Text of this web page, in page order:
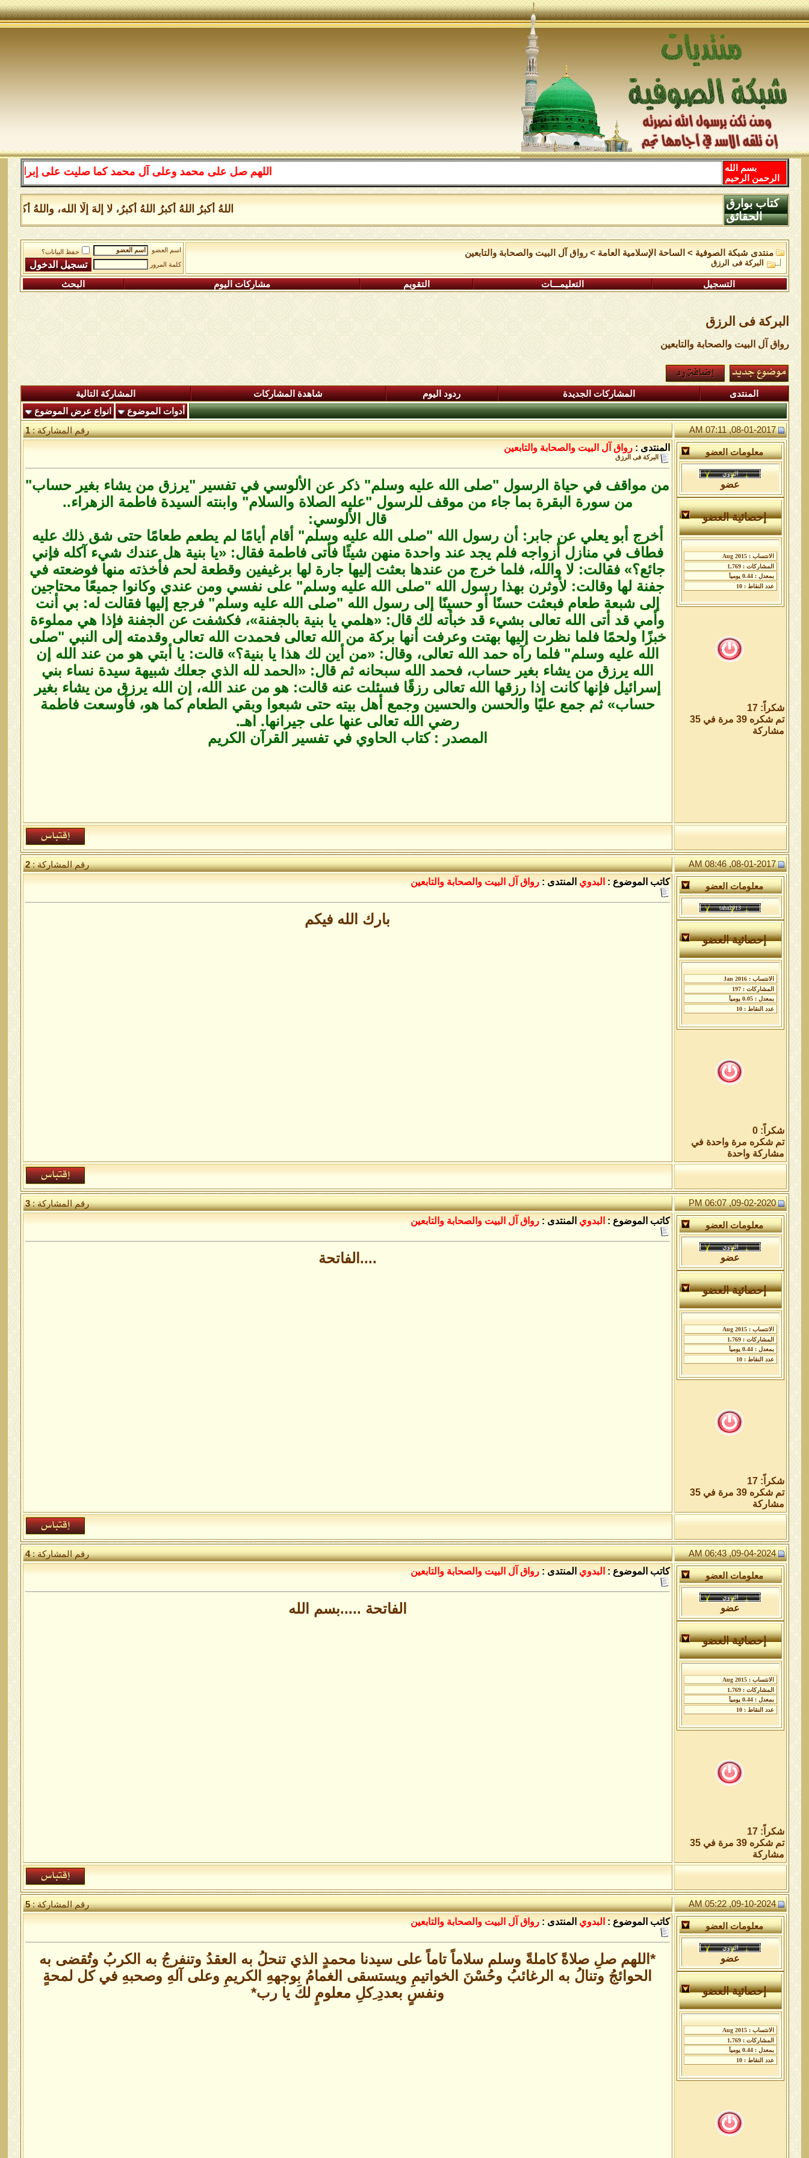
اللهم صل على محمد وعلى آل محمد كما صليت على إبراهيم وعلى آل
بسم الله
الرحمن الرحيم
اللهُ أكبرُ اللهُ أكبرُ اللهُ أكبرُ، لا إلهَ إلَّا الله، واللهُ أكبر
كتاب بوارق
الحقائق
منتدى شبكة الصوفية > الساحة اﻹسلامية العامة >رواق آل البيت والصحابة والتابعين
البركة فى الرزق
اسم العضو
حفظ البيانات؟
كلمة المرور
التسجيل التعليمـــات التقويم مشاركات اليوم البحث
البركة فى الرزق
رواق آل البيت والصحابة والتابعين
المنتدى المشاركات الجديدة ردود اليوم شاهدة المشاركات
المشاركة التالية
أدوات الموضوع
انواع عرض الموضوع
08-01-2017, 07:11 AM
رقم المشاركة :1
معلومات العضو
عضو
إحصائية العضو
شكراً: 17
تم شكره 39 مرة في 35
مشاركة
المنتدى : رواق آل البيت والصحابة والتابعين
البركة فى الرزق
من مواقف في حياة الرسول "صلى الله عليه وسلم" ذكر عن الألوسي في تفسير "يرزق من يشاء بغير حساب"
من سورة البقرة بما جاء من موقف للرسول "عليه الصلاة والسلام" وابنته السيدة فاطمة الزهراء..
قال الألوسي:
أخرج أبو يعلي عن جابر: أن رسول الله "صلى الله عليه وسلم" أقام أيامًا لم يطعم طعامًا حتى شق ذلك عليه
فطاف في منازل أزواجه فلم يجد عند واحدة منهن شيئًا فأتى فاطمة فقال: «يا بنية هل عندك شيء آكله فإني
جائع؟» فقالت: لا والله، فلما خرج من عندها بعثت إليها جارة لها برغيفين وقطعة لحم فأخذته منها فوضعته في
جفنة لها وقالت: لأوثرن بهذا رسول الله "صلى الله عليه وسلم" على نفسي ومن عندي وكانوا جميعًا محتاجين
إلى شبعة طعام فبعثت حسنًا أو حسينًا إلى رسول الله "صلى الله عليه وسلم" فرجع إليها فقالت له: بي أنت
وأمي قد أتى الله تعالى بشيء قد خبأته لك قال: «هلمي يا بنية بالجفنة»، فكشفت عن الجفنة فإذا هي مملوءة
خبزًا ولحمًا فلما نظرت إليها بهتت وعرفت أنها بركة من الله تعالى فحمدت الله تعالى وقدمته إلى النبي "صلى
الله عليه وسلم" فلما رآه حمد الله تعالى، وقال: «من أين لك هذا يا بنية؟» قالت: يا أبتي هو من عند الله إن
الله يرزق من يشاء بغير حساب، فحمد الله سبحانه ثم قال: «الحمد لله الذي جعلك شبيهة سيدة نساء بني
إسرائيل فإنها كانت إذا رزقها الله تعالى رزقًا فسئلت عنه قالت: هو من عند الله، إن الله يرزق من يشاء بغير
حساب» ثم جمع عليًا والحسن والحسين وجمع أهل بيته حتى شبعوا وبقي الطعام كما هو، فأوسعت فاطمة
رضي الله تعالى عنها على جيرانها. اهـ.
المصدر : كتاب الحاوي في تفسير القرآن الكريم
08-01-2017, 08:46 AM رقم المشاركة :2
معلومات العضو
إحصائية العضو
شكراً: 0
تم شكره مرة واحدة في
مشاركة واحدة
كاتب الموضوع : البدوي المنتدى : رواق آل البيت والصحابة والتابعين
بارك الله فيكم
09-02-2020, 06:07 PM رقم المشاركة :3
معلومات العضو
عضو
إحصائية العضو
شكراً: 17
تم شكره 39 مرة في 35
مشاركة
كاتب الموضوع : البدوي المنتدى : رواق آل البيت والصحابة والتابعين
....الفاتحة
09-04-2024, 06:43 AM رقم المشاركة :4
معلومات العضو
عضو
إحصائية العضو
شكراً: 17
تم شكره 39 مرة في 35
مشاركة
كاتب الموضوع : البدوي المنتدى : رواق آل البيت والصحابة والتابعين
الفاتحة .....بسم الله
09-10-2024, 05:22 AM رقم المشاركة :5
معلومات العضو
عضو
إحصائية العضو
كاتب الموضوع : البدوي المنتدى : رواق آل البيت والصحابة والتابعين
*اللهم صلِ صلاةً كاملةً وسلم سلاماً تاماً على سيدنا محمدٍ الذي تنحلُ به العقدُ وتنفرجُ به الكربُ وتُقضى به
الحوائجُ وتنالُ به الرغائبُ وحُسْنَ الخواتيمِ ويستسقى الغمامُ بوجههِ الكريمِ وعلى آلهِ وصحبهِ في كل لمحةٍ
ونفسٍ بعددِ ِكلِ معلومٍ لكَ يا رب*